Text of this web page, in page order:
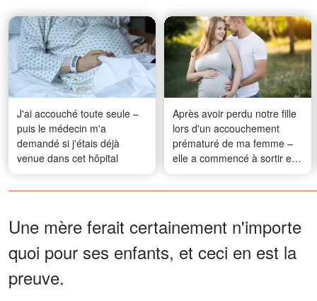
J'ai accouché toute seule –
puis le médecin m'a
demandé si j'étais déjà
venue dans cet hôpital
Après avoir perdu notre fille
lors d'un accouchement
prématuré de ma femme –
elle a commencé à sortir en
cachette, j'ai donc visionné
les images de la caméra
Une mère ferait certainement n'importe
quoi pour ses enfants, et ceci en est la
preuve.